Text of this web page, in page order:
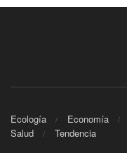
Ecología Economía
Salud
Tendencia